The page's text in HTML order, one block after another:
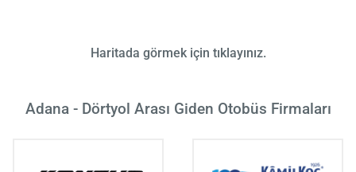
Haritada görmek için tıklayınız.
Adana - Dörtyol Arası Giden Otobüs Firmaları